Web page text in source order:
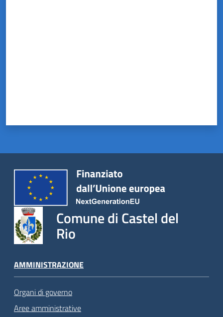
Comune di Castel del
Rio
AMMINISTRAZIONE
Organi di governo
Aree amministrative